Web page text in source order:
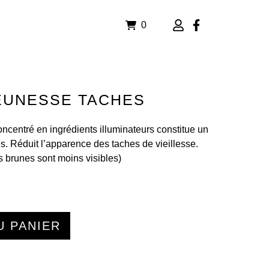
0
TACHES
en ingrédients illuminateurs constitue un
Réduit l’apparence des taches de vieillesse.
brunes sont moins visibles)
PANIER